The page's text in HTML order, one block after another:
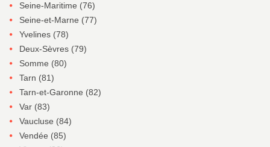
Seine-Maritime (76)
Seine-et-Marne (77)
Yvelines (78)
Deux-Sèvres (79)
Somme (80)
Tarn (81)
Tarn-et-Garonne (82)
Var (83)
Vaucluse (84)
Vendée (85)